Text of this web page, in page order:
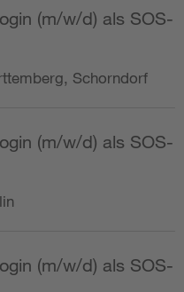
(m/w/d) als SOS-
Schorndorf
(m/w/d) als SOS-
(m/w/d) als SOS-